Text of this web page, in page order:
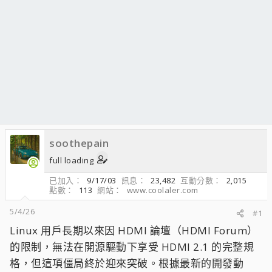
soothepain
full loading
已加入
9/17/03 訊息 23,482 互動分數
2,015
點數
113 網站
www.coolaler.com
5/4/26
#1
Linux 用戶長期以來因 HDMI 論壇（HDMI Forum）
的限制，無法在開源驅動下享受 HDMI 2.1 的完整規
格，但這項僵局終於迎來突破。根據最新的開發動